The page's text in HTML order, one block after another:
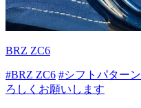
BRZ ZC6
#BRZ ZC6 #シフトパターン
ろしくお願いします